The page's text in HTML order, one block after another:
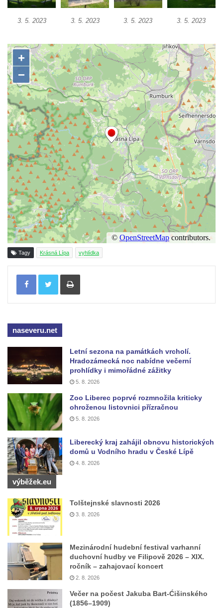
Rozhledna Čáp v Adršpašsko-teplických
skalách
Teplicích
Vyhlídka u Písečného vrchu v Teplicích
Rozhledna Letná v Teplicích
Vyhlídka Kaltenbergblick pod Weifbergem
Vyhlídka na vrchu Waitzdorfer Höhe u
Goßdorfu
Vyhlídka na vrchu Hankehübel u Goßdorfu
Rozhledna Maják u Strupčic
Vyhlídka na lom Vršany severně od
Strupčic
Vyhlídka v ulici Pod Chloumečkem v
Chloumku
Vyhlídka u Lückendorfu IV
Vyhlídka u Lückendorfu III
Vyhlídka u Lückendorfu II
Vyhlídka pod Kolištěm II
Vyhlídka pod Kolištěm
Horce v Krásné Lípě
Vyhlídka u Kyjovského hrádku
Vyhlídka v Dolní Chřibské
Vyhlídka nad Údolím samoty
Vyhlídka u Perníkové stráže mezi Údolím
samoty a Údolím vzdechů
Vyhlídka v ulici Legionářů v Mělníku
Údajná vyhlídka u pomníku Hanse Kudlicha
v Nové Vsi-Teplicích
Údajná vyhlídka pod Širokým vrchem
Boreč – vyhlídka k jihu
Vrázova vyhlídka v Mělníku
Vyhlídková věž archeoparku Na Jánu u
Vyhlídka Supí vrch
Vyhlídka Pod Schillerovou výšinou v
Vyhlídka u kaple v Jirchářích na Doksanské
3. 5. 2023 3. 5. 2023 3. 5. 2023 3. 5. 2023
Tagy Krásná Lípa vyhlídka
Tisknout
naseveru.net
Letní sezona na památkách vrcholí.
Hradozámecká noc nabídne večerní
prohlídky i mimořádné zážitky
5. 8. 2026
Zoo Liberec poprvé rozmnožila kriticky
ohroženou listovnici přízračnou
5. 8. 2026
Liberecký kraj zahájil obnovu historických
domů u Vodního hradu v České Lípě
4. 8. 2026
výběžek.eu
Tolštejnské slavnosti 2026
3. 8. 2026
Mezinárodní hudební festival varhanní
duchovní hudby ve Filipově 2026 – XIX.
ročník – zahajovací koncert
2. 8. 2026
Večer na počest Jakuba Bart-Ćišinského
(1856–1909)